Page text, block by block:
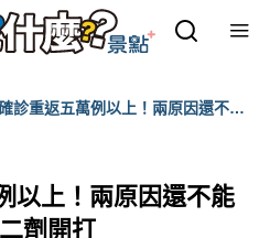
診重返五萬例以上！兩原因還不能
以上！兩原因還不能
劑開打